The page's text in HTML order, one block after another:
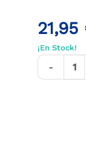
21,95
¡En Stock!
-